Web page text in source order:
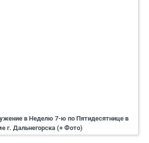
в Неделю 7-ю по Пятидесятнице в
г. Дальнегорска (+ Фото)